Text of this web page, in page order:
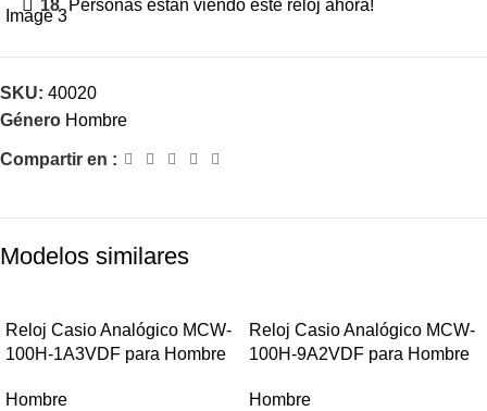
18 Personas están viendo este reloj ahora!
SKU: 40020
Género Hombre
Compartir en :
Modelos similares
-22%
Reloj Casio Analógico MCW-
100H-1A3VDF para Hombre
Hombre
-22%
Reloj Casio Analógico MCW-
100H-9A2VDF para Hombre
Hombre